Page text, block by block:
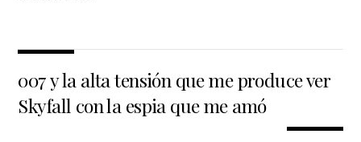
007 y la alta tensión que me produce ver
Skyfall con la espia que me amó